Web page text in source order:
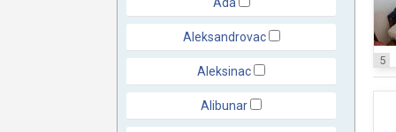
Aleksandrovac
Aleksinac
Alibunar
5